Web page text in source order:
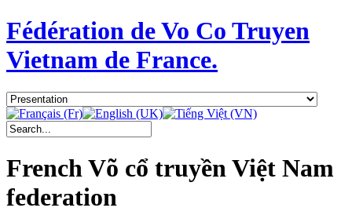
Fédération de Vo Co Truyen
Vietnam de France.
French Võ cổ truyền Việt Nam
federation